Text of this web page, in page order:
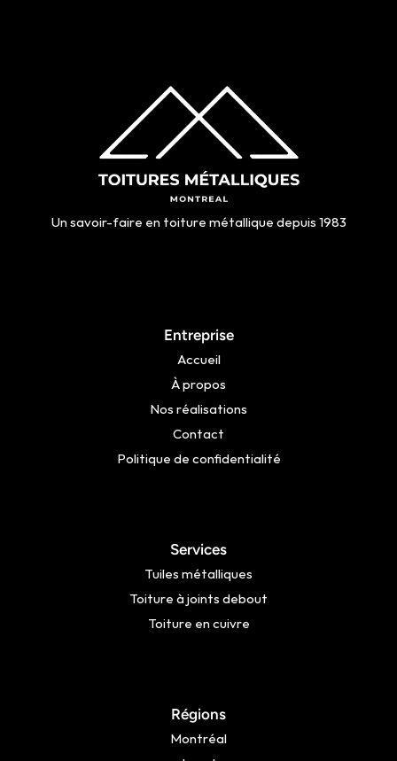
Un savoir-faire en toiture métallique depuis 1983
Entreprise
Accueil
À propos
Nos réalisations
Contact
Politique de confidentialité
Services
Tuiles métalliques
Toiture à joints debout
Toiture en cuivre
Régions
Montréal